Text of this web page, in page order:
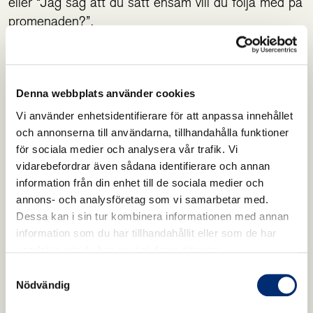
Denna webbplats använder cookies
Vi använder enhetsidentifierare för att anpassa innehållet
och annonserna till användarna, tillhandahålla funktioner
för sociala medier och analysera vår trafik. Vi
vidarebefordrar även sådana identifierare och annan
information från din enhet till de sociala medier och
annons- och analysföretag som vi samarbetar med.
Dessa kan i sin tur kombinera informationen med annan
information som du har tillhandahållit eller som de har
Nödvändig
promenaden?”.
Att läka från beroende handlar inte bara om att ta
bort det destruktiva utan att lägga till det som ger
mening. Gemenskap. Beröring. Stillhet. Natur.
Ärlighet. Vi behöver skapa platser där vi får mötas
utan prestation, där det är okej att vara trasig och
hel på samma gång. För när vi vågar mötas på
riktigt, då lugnar sig den inre rösten som ropar
varandra. Att återfinna gemenskap handlar inte
bara om att skapa nya rum, utan också om att